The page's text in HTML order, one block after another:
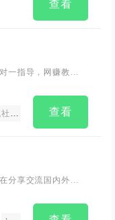
查看
一指导，网赚教
群 查看
分享交流国内外网